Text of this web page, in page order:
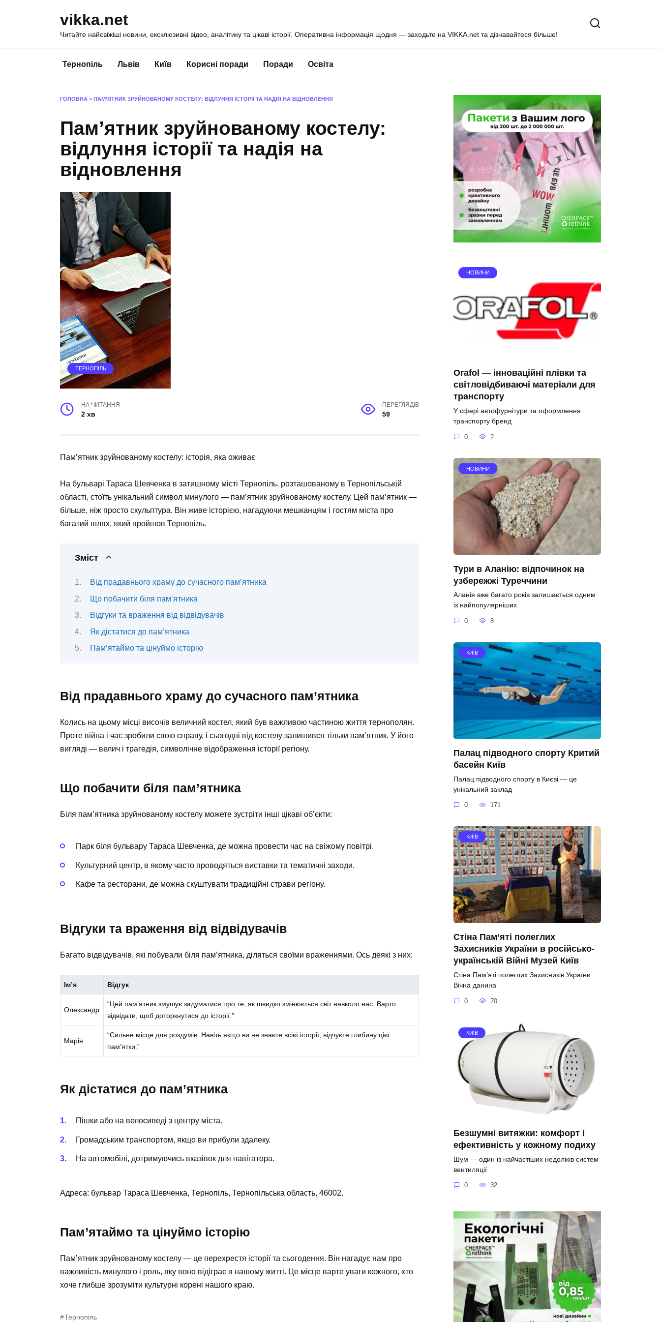
vikka.net
Читайте найсвіжіші новини, ексклюзивні відео, аналітику та цікаві історії. Оперативна інформація щодня — заходьте на VIKKA.net та дізнавайтеся більше!
Тернопіль Львів Київ Корисні поради Поради Освіта
ГОЛОВНА » ПАМ’ЯТНИК ЗРУЙНОВАНОМУ КОСТЕЛУ: ВІДЛУННЯ ІСТОРІЇ ТА НАДІЯ НА ВІДНОВЛЕННЯ
Пам’ятник зруйнованому костелу:
відлуння історії та надія на
відновлення
ТЕРНОПІЛЬ
НА ЧИТАННЯ
2 хв
ПЕРЕГЛЯДІВ
59
Пам’ятник зруйнованому костелу: історія, яка оживає
На бульварі Тараса Шевченка в затишному місті Тернопіль, розташованому в Тернопільській
області, стоїть унікальний символ минулого — пам’ятник зруйнованому костелу. Цей пам’ятник —
більше, ніж просто скульптура. Він живе історією, нагадуючи мешканцям і гостям міста про
багатий шлях, який пройшов Тернопіль.
Зміст
Від прадавнього храму до сучасного пам’ятника
Що побачити біля пам’ятника
Відгуки та враження від відвідувачів
Як дістатися до пам’ятника
Пам’ятаймо та цінуймо історію
Від прадавнього храму до сучасного пам’ятника
Колись на цьому місці височів величний костел, який був важливою частиною життя тернополян.
Проте війна і час зробили свою справу, і сьогодні від костелу залишився тільки пам’ятник. У його
вигляді — велич і трагедія, символічне відображення історії регіону.
Що побачити біля пам’ятника
Біля пам’ятника зруйнованому костелу можете зустріти інші цікаві об’єкти:
Парк біля бульвару Тараса Шевченка, де можна провести час на свіжому повітрі.
Культурний центр, в якому часто проводяться виставки та тематичні заходи.
Кафе та ресторани, де можна скуштувати традиційні страви регіону.
Відгуки та враження від відвідувачів
Багато відвідувачів, які побували біля пам’ятника, діляться своїми враженнями. Ось деякі з них:
Ім’я Відгук
Олександр
“Цей пам’ятник змушує задуматися про те, як швидко змінюється світ навколо нас. Варто
відвідати, щоб доторкнутися до історії.”
Марія
“Сильне місце для роздумів. Навіть якщо ви не знаєте всієї історії, відчуєте глибину цієї
пам’ятки.”
Як дістатися до пам’ятника
Пішки або на велосипеді з центру міста.
Громадським транспортом, якщо ви прибули здалеку.
На автомобілі, дотримуючись вказівок для навігатора.
Адреса: бульвар Тараса Шевченка, Тернопіль, Тернопільська область, 46002.
Пам’ятаймо та цінуймо історію
Пам’ятник зруйнованому костелу — це перехрестя історії та сьогодення. Він нагадує нам про
важливість минулого і роль, яку воно відіграє в нашому житті. Це місце варте уваги кожного, хто
хоче глибше зрозуміти культурні корені нашого краю.
Тернопіль
НОВИНИ
Orafol — інноваційні плівки та
світловідбиваючі матеріали для
транспорту
У сфері автофурнітури та оформлення
транспорту бренд
0 2
НОВИНИ
Тури в Аланію: відпочинок на
узбережжі Туреччини
Аланія вже багато років залишається одним
із найпопулярніших
0 8
КИЇВ
Палац підводного спорту Критий
басейн Київ
Палац підводного спорту в Києві — це
унікальний заклад
0 171
КИЇВ
Стіна Пам’яті полеглих
Захисників України в російсько-
українській Війні Музей Київ
Стіна Пам’яті полеглих Захисників України:
Вічна данина
0 70
КИЇВ
Безшумні витяжки: комфорт і
ефективність у кожному подиху
Шум — один із найчастіших недоліків систем
вентиляції
0 32